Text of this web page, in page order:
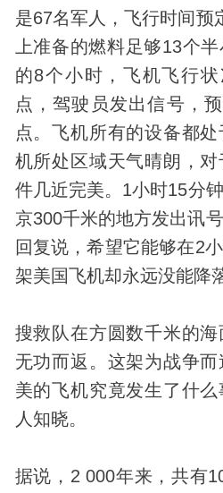
是67名军人，飞行时间预
上准备的燃料足够13个
的8个小时，飞机飞行
点，驾驶员发出信号，
点。飞机所有的设备都
机所处区域天气晴朗，
件几近完美。1小时15分
京300千米的地方发出讯
回复说，希望它能够在2
架美国飞机却永远没能降
搜救队在方圆数千米的
无功而返。这架为战争
美的飞机究竟发生了什
人知晓。
据说，2 000年来，共有